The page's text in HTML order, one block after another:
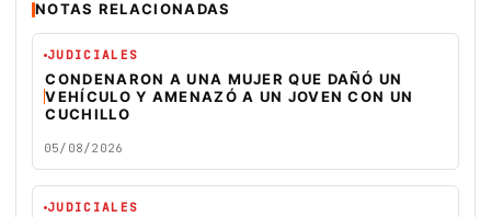
NOTAS RELACIONADAS
JUDICIALES
CONDENARON A UNA MUJER QUE DAÑÓ UN
VEHÍCULO Y AMENAZÓ A UN JOVEN CON UN
CUCHILLO
05/08/2026
JUDICIALES